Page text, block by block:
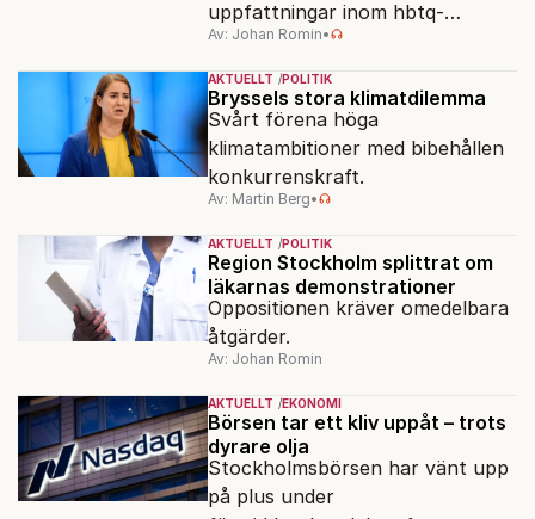
uppfattningar inom hbtq-
rörelsen. "Vi har inga problem
med transpersoner", säger
ordföranden Linn Saarinen.
Av: Johan Romin•
AKTUELLT POLITIK
Bryssels stora klimatdilemma
Svårt förena höga
klimatambitioner med bibehållen
konkurrenskraft.
Av: Martin Berg•
AKTUELLT POLITIK
Region Stockholm splittrat om
läkarnas demonstrationer
Oppositionen kräver omedelbara
åtgärder.
Av: Johan Romin
AKTUELLT EKONOMI
Börsen tar ett kliv uppåt – trots
dyrare olja
Stockholmsbörsen har vänt upp
på plus under